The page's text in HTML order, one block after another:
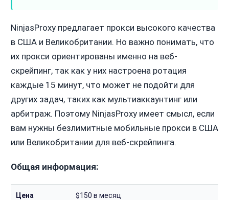
NinjasProxy предлагает прокси высокого качества
в США и Великобритании. Но важно понимать, что
их прокси ориентированы именно на веб-
скрейпинг, так как у них настроена ротация
каждые 15 минут, что может не подойти для
других задач, таких как мультиаккаунтинг или
арбитраж. Поэтому NinjasProxy имеет смысл, если
вам нужны безлимитные мобильные прокси в США
или Великобритании для веб-скрейпинга.
Общая информация:
Цена $150 в месяц